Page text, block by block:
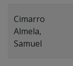
Cimarro
Almela,
Samuel